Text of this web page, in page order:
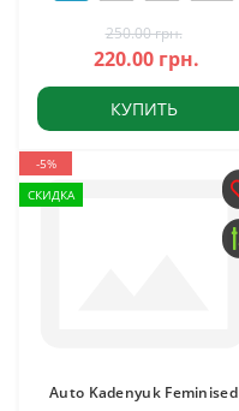
250.00 грн.
220.00 грн.
КУПИТЬ
-5%
СКИДКА
Auto Kadenyuk Feminised